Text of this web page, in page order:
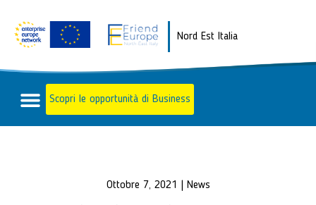
Nord Est Italia
Scopri le opportunità di Business
Ottobre 7, 2021 News